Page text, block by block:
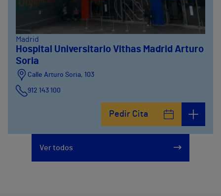
Madrid
Hospital Universitario Vithas Madrid Arturo
Soria
Calle Arturo Soria, 103
912 143 100
Pedir Cita
Ver todos